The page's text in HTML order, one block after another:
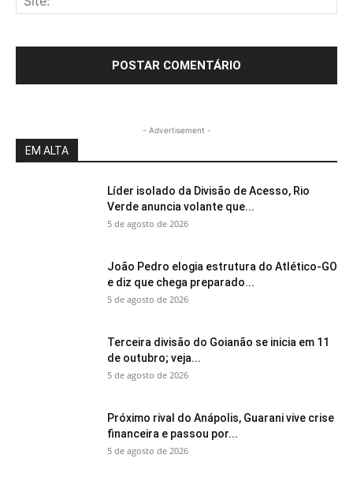
- Advertisement -
EM ALTA
Líder isolado da Divisão de Acesso, Rio
Verde anuncia volante que...
5 de agosto de 2026
João Pedro elogia estrutura do Atlético-GO
e diz que chega preparado...
5 de agosto de 2026
Terceira divisão do Goianão se inicia em 11
de outubro; veja...
5 de agosto de 2026
Próximo rival do Anápolis, Guarani vive crise
financeira e passou por...
5 de agosto de 2026